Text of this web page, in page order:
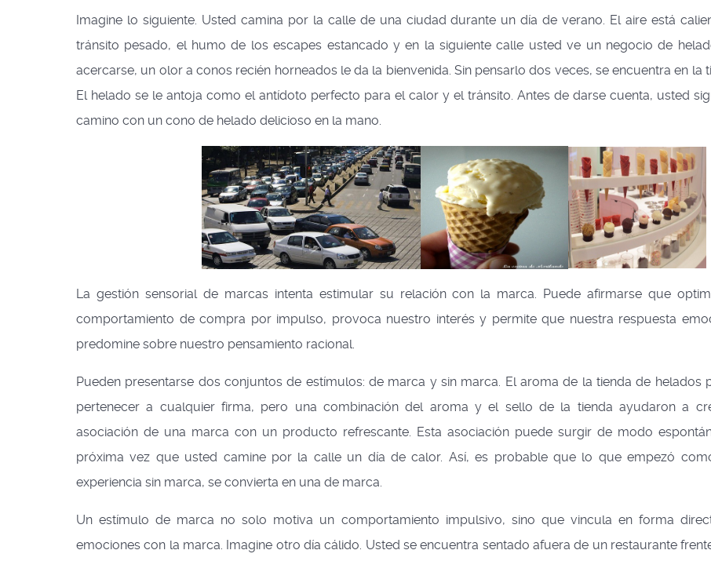
Imagine lo siguiente. Usted camina por la calle de una ciudad durante un día de verano. El aire está
tránsito pesado, el humo de los escapes estancado y en la siguiente calle usted ve un negocio de
acercarse, un olor a conos recién horneados le da la bienvenida. Sin pensarlo dos veces, se encuentra en la
El helado se le antoja como el antídoto perfecto para el calor y el tránsito. Antes de darse cuenta, usted
camino con un cono de helado delicioso en la mano.
La gestión sensorial de marcas intenta estimular su relación con la marca. Puede afirmarse que
comportamiento de compra por impulso, provoca nuestro interés y permite que nuestra respuesta
predomine sobre nuestro pensamiento racional.
Pueden presentarse dos conjuntos de estímulos: de marca y sin marca. El aroma de la tienda de helados
pertenecer a cualquier firma, pero una combinación del aroma y el sello de la tienda ayudaron a
asociación de una marca con un producto refrescante. Esta asociación puede surgir de modo
próxima vez que usted camine por la calle un día de calor. Así, es probable que lo que empezó
experiencia sin marca, se convierta en una de marca.
Un estímulo de marca no solo motiva un comportamiento impulsivo, sino que vincula en forma
emociones con la marca. Imagine otro día cálido. Usted se encuentra sentado afuera de un restaurante